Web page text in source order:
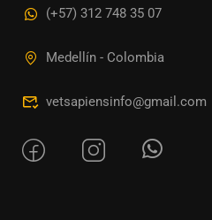
(+57) 312 748 35 07
Medellín - Colombia
vetsapiensinfo@gmail.com